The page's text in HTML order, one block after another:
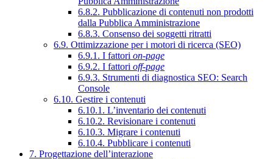
6.8.2. Pubblicazione di contenuti non prodotti
dalla Pubblica Amministrazione
6.8.3. Consenso dei soggetti ritratti
6.9. Ottimizzazione per i motori di ricerca (SEO)
6.9.1. I fattori on-page
6.9.2. I fattori off-page
6.9.3. Strumenti di diagnostica SEO: Search
Console
6.10. Gestire i contenuti
6.10.1. L’inventario dei contenuti
6.10.2. Revisionare i contenuti
6.10.3. Migrare i contenuti
6.10.4. Pubblicare i contenuti
7. Progettazione dell’interazione